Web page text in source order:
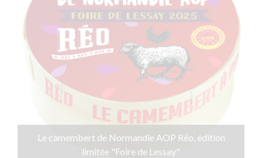
Le camembert de Normandie AOP Réo, édition
limitée "Foire de Lessay"